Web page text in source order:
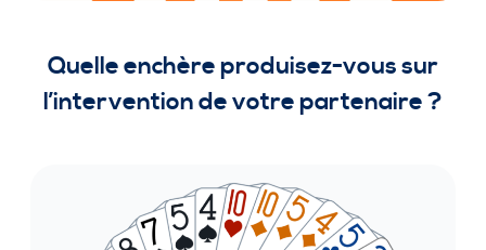
Quelle enchère produisez-vous sur
l’intervention de votre partenaire ?